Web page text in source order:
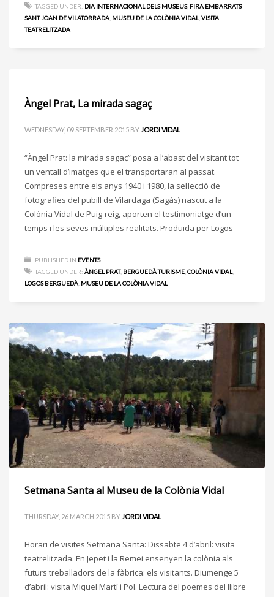
TAGGED UNDER: DIA INTERNACIONAL DELS MUSEUS, FIRA EMBARRATS
SANT JOAN DE VILATORRADA MUSEU DE LA COLÒNIA VIDAL, VISITA
TEATRELITZADA
Àngel Prat, La mirada sagaç
WEDNESDAY, 09 SEPTEMBER 2015 BYJORDI VIDAL
“Àngel Prat: la mirada sagaç” posa a l’abast del visitant tot
un ventall d’imatges que el transportaran al passat.
Compreses entre els anys 1940 i 1980, la sel·lecció de
fotografies del pubill de Vilardaga (Sagàs) nascut a la
Colònia Vidal de Puig-reig, aporten el testimoniatge d’un
temps i les seves múltiples realitats. Produïda per Logos
PUBLISHED IN EVENTS
TAGGED UNDER: ÀNGEL PRAT, BERGUEDÀ TURISME COLÒNIA VIDAL,
LOGOS BERGUEDÀ MUSEU DE LA COLÒNIA VIDAL
Setmana Santa al Museu de la Colònia Vidal
THURSDAY, 26 MARCH 2015 BYJORDI VIDAL
Horari de visites Setmana Santa: Dissabte 4 d’abril: visita
teatrelitzada. En Jepet i la Remei ensenyen la colònia als
futurs treballadors de la fàbrica: els visitants. Diumenge 5
d’abril: visita Miquel Martí i Pol. Lectura del poemes del llibre